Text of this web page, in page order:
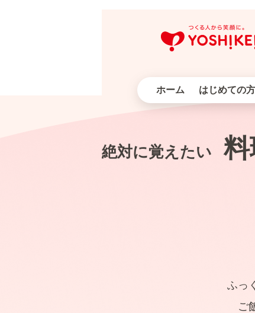
ホーム はじめての
絶対に覚えたい
ふっ
ご